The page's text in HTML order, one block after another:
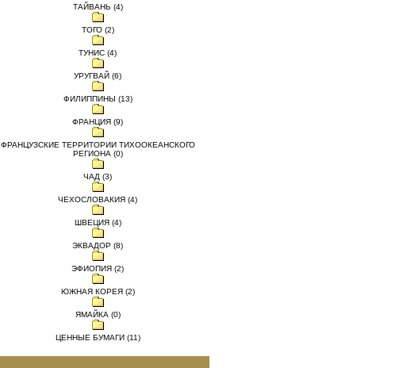
ТАЙВАНЬ (4)
ТОГО (2)
ТУНИС (4)
УРУГВАЙ (6)
ФИЛИППИНЫ (13)
ФРАНЦИЯ (9)
ФРАНЦУЗСКИЕ ТЕРРИТОРИИ ТИХООКЕАНСКОГО
РЕГИОНА (0)
ЧАД (3)
ЧЕХОСЛОВАКИЯ (4)
ШВЕЦИЯ (4)
ЭКВАДОР (8)
ЭФИОПИЯ (2)
ЮЖНАЯ КОРЕЯ (2)
ЯМАЙКА (0)
ЦЕННЫЕ БУМАГИ (11)